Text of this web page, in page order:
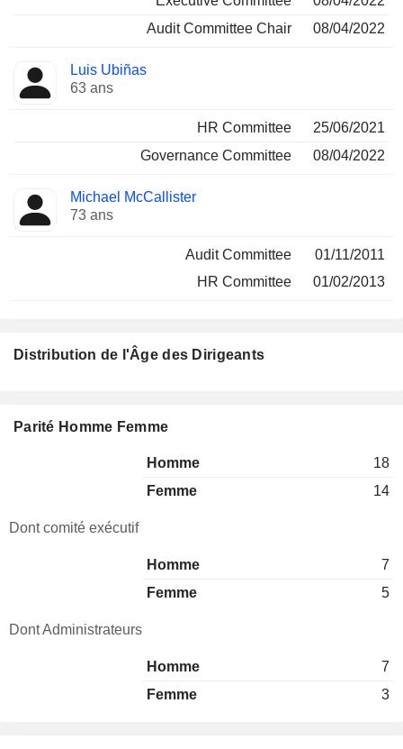
Audit Committee Chair
08/04/2022
Luis Ubiñas
63 ans
HR Committee
25/06/2021
Governance Committee
08/04/2022
Michael McCallister
73 ans
Audit Committee
01/11/2011
HR Committee
01/02/2013
Distribution de l'Âge des Dirigeants
Parité Homme Femme
Homme
18
Femme
14
Dont comité exécutif
Homme
7
Femme
5
Dont Administrateurs
Homme
7
Femme
3